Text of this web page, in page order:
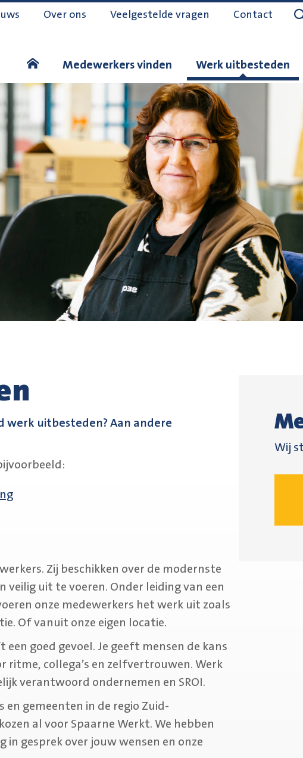
Over ons Veelgestelde vragen Contact
Medewerkers vinden Werk uitbesteden
werk uitbesteden? Aan andere
Zij beschikken over de modernste
veilig uit te voeren. Onder leiding van een
onze medewerkers het werk uit zoals
Of vanuit onze eigen locatie.
goed gevoel. Je geeft mensen de kans
ritme, collega’s en zelfvertrouwen. Werk
verantwoord ondernemen en SROI.
gemeenten in de regio Zuid-
al voor Spaarne Werkt. We hebben
in gesprek over jouw wensen en onze
Wij